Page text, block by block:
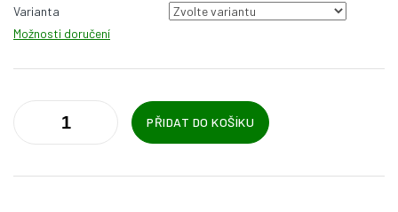
cena:
Varianta
Možnosti doručení
PŘIDAT DO KOŠÍKU